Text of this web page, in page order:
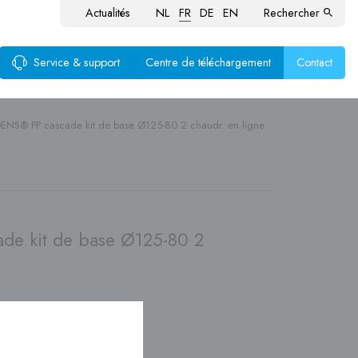
Actualités NL FR DE EN Rechercher
Service & support Centre de téléchargement Contact
PP cascade kit de base Ø125-80 2 chaudr. en ligne
kit de base Ø125-80 2